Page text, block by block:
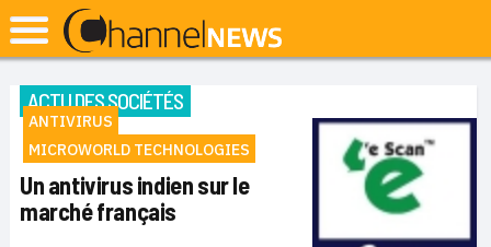
ACTU DES SOCIÉTÉS
ANTIVIRUS
MICROWORLD TECHNOLOGIES
Un antivirus indien sur le
marché français